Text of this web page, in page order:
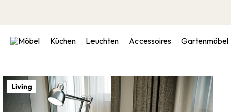
Möbel Küchen Leuchten Accessoires Gartenmöbel
Living